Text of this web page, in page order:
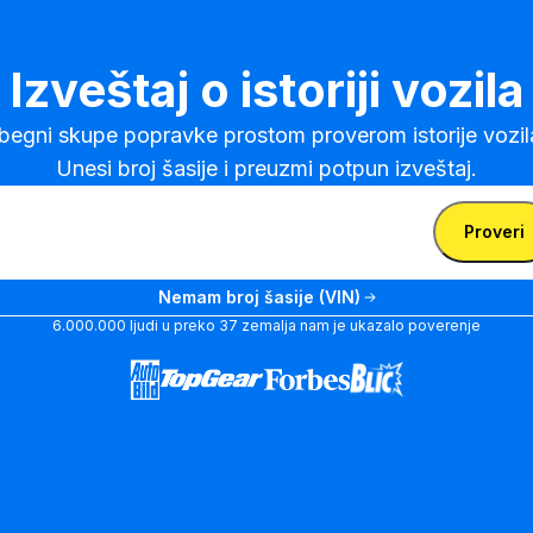
Izveštaj o istoriji vozila
skupe popravke prostom proverom istorije
Unesi broj šasije i preuzmi potpun izveštaj.
VIN broj
Unesi VIN broj
Proveri
Nemam broj šasije (VIN)
6.000.000 ljudi u preko 37 zemalja nam je ukazalo poverenje